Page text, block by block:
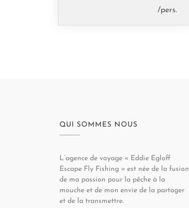
/pers.
QUI SOMMES NOUS
L’agence de voyage « Eddie Egloff
Escape Fly Fishing » est née de la fusion
de ma passion pour la pêche à la
mouche et de mon envie de la partager
et de la transmettre.